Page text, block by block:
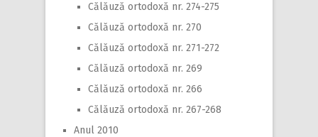
Călăuză ortodoxă nr. 274-275
Călăuză ortodoxă nr. 270
Călăuză ortodoxă nr. 271-272
Călăuză ortodoxă nr. 269
Călăuză ortodoxă nr. 266
Călăuză ortodoxă nr. 267-268
Anul 2010